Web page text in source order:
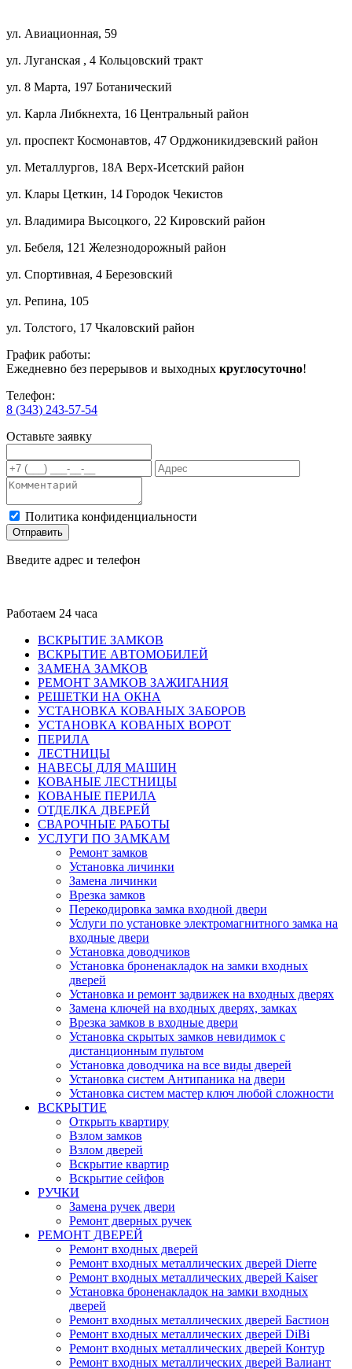
ул. Авиационная, 59
ул. Луганская , 4 Кольцовский тракт
ул. 8 Марта, 197 Ботанический
ул. Карла Либкнехта, 16 Центральный район
ул. проспект Космонавтов, 47 Орджоникидзевский район
ул. Металлургов, 18А Верх-Исетский район
ул. Клары Цеткин, 14 Городок Чекистов
ул. Владимира Высоцкого, 22 Кировский район
ул. Бебеля, 121 Железнодорожный район
ул. Спортивная, 4 Березовский
ул. Репина, 105
ул. Толстого, 17 Чкаловский район
График работы:
Ежедневно без перерывов и выходных круглосуточно!
Телефон:
8 (343) 243-57-54
Оставьте заявку
Политика конфиденциальности
Отправить
Введите адрес и телефон
Работаем 24 часа
ВСКРЫТИЕ ЗАМКОВ
ВСКРЫТИЕ АВТОМОБИЛЕЙ
ЗАМЕНА ЗАМКОВ
РЕМОНТ ЗАМКОВ ЗАЖИГАНИЯ
РЕШЕТКИ НА ОКНА
УСТАНОВКА КОВАНЫХ ЗАБОРОВ
УСТАНОВКА КОВАНЫХ ВОРОТ
ПЕРИЛА
ЛЕСТНИЦЫ
НАВЕСЫ ДЛЯ МАШИН
КОВАНЫЕ ЛЕСТНИЦЫ
КОВАНЫЕ ПЕРИЛА
ОТДЕЛКА ДВЕРЕЙ
СВАРОЧНЫЕ РАБОТЫ
УСЛУГИ ПО ЗАМКАМ
Ремонт замков
Установка личинки
Замена личинки
Врезка замков
Перекодировка замка входной двери
Услуги по установке электромагнитного замка на
входные двери
Установка доводчиков
Установка броненакладок на замки входных
дверей
Установка и ремонт задвижек на входных дверях
Замена ключей на входных дверях, замках
Врезка замков в входные двери
Установка скрытых замков невидимок с
дистанционным пультом
Установка доводчика на все виды дверей
Установка систем Антипаника на двери
Установка систем мастер ключ любой сложности
ВСКРЫТИЕ
Открыть квартиру
Взлом замков
Взлом дверей
Вскрытие квартир
Вскрытие сейфов
РУЧКИ
Замена ручек двери
Ремонт дверных ручек
РЕМОНТ ДВЕРЕЙ
Ремонт входных дверей
Ремонт входных металлических дверей Dierre
Ремонт входных металлических дверей Kaiser
Установка броненакладок на замки входных
дверей
Ремонт входных металлических дверей Бастион
Ремонт входных металлических дверей DiBi
Ремонт входных металлических дверей Контур
Ремонт входных металлических дверей Валиант